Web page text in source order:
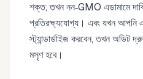
শক্ত, তখন নন‑GMO এডামামে
প্রতিরক্ষ্যযোগ্য। এবং যখন আপনি
স্ট্যান্ডার্ডাইজ করবেন, তখন অডিট
মসৃণ হবে।